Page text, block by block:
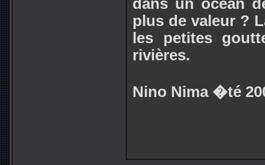
dans un océan
plus de valeur ?
les petites
rivières.
Nino Nima �té